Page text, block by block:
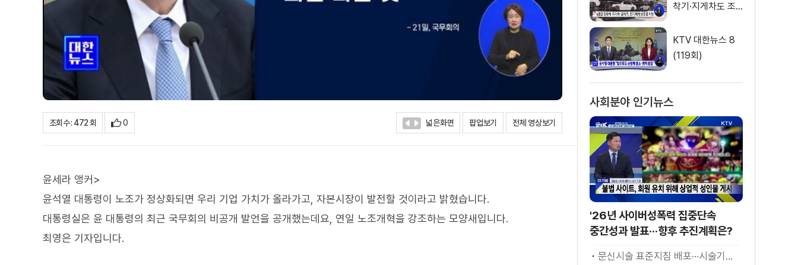
조회수 : 472 회 0 넓은화면 팝업보기 전체 영상보기
윤세라 앵커>
윤석열 대통령이 노조가 정상화되면 우리 기업 가치가 올라가고, 자본시장이 발전할 것이라고 밝혔습니다.
대통령실은 윤 대통령의 최근 국무회의 비공개 발언을 공개했는데요, 연일 노조개혁을 강조하는 모양새입니다.
최영은 기자입니다.
착기·지게차도 조
원
KTV 대한뉴스 8
(119회)
사회분야 인기뉴스
'26년 사이버성폭력 집중단속
중간성과 발표···향후 추진계획은?
문신시술 표준지침 배포···시술기구, 일회용 사용 후 폐기